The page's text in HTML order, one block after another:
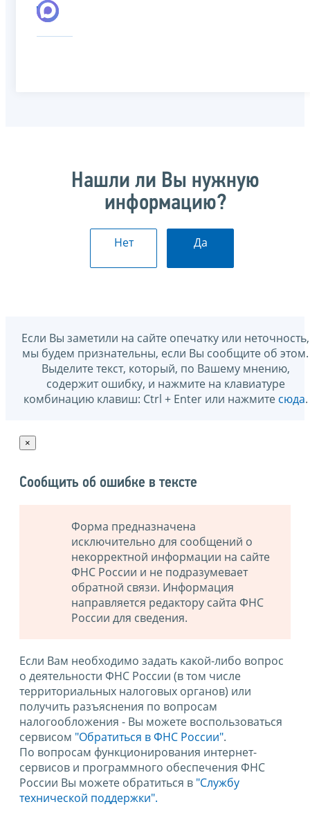
Нашли ли Вы нужную
информацию?
Нет Да
Если Вы заметили на сайте опечатку или неточность,
мы будем признательны, если Вы сообщите об этом.
Выделите текст, который, по Вашему мнению,
содержит ошибку, и нажмите на клавиатуре
комбинацию клавиш: Ctrl + Enter или нажмите сюда.
×
Сообщить об ошибке в тексте
Форма предназначена
исключительно для сообщений о
некорректной информации на сайте
ФНС России и не подразумевает
обратной связи. Информация
направляется редактору сайта ФНС
России для сведения.
Если Вам необходимо задать какой-либо вопрос
о деятельности ФНС России (в том числе
территориальных налоговых органов) или
получить разъяснения по вопросам
налогообложения - Вы можете воспользоваться
сервисом "Обратиться в ФНС России".
По вопросам функционирования интернет-
сервисов и программного обеспечения ФНС
России Вы можете обратиться в "Службу
технической поддержки".